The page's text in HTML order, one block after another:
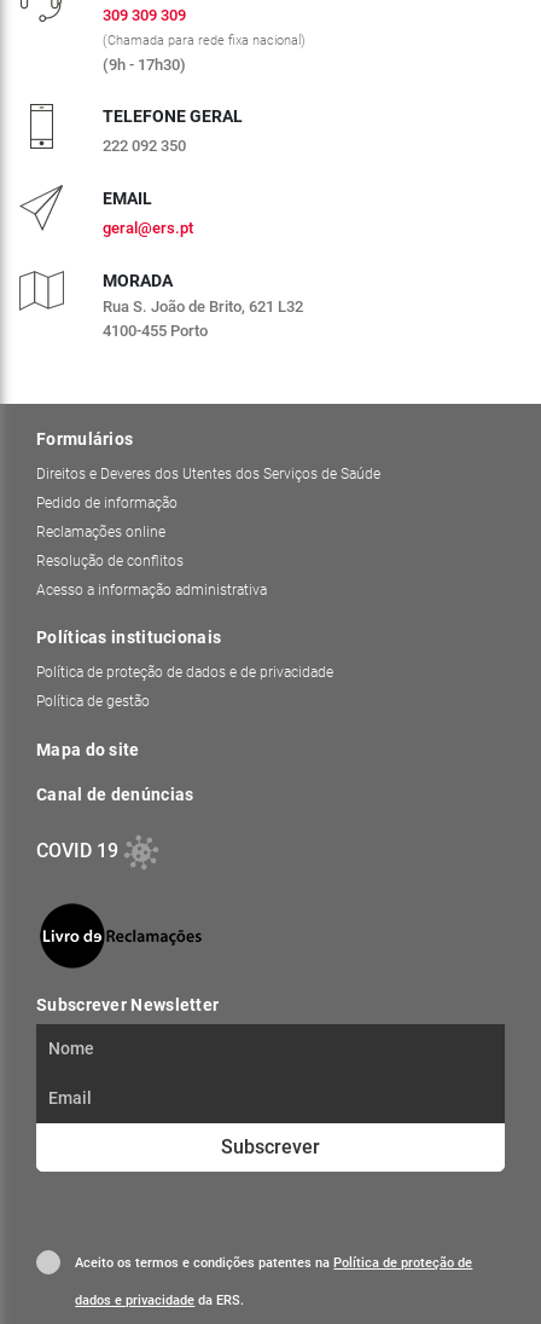
309 309 309
(Chamada para rede fixa nacional)
(9h - 17h30)
TELEFONE GERAL
222 092 350
EMAIL
geral@ers.pt
MORADA
Rua S. João de Brito, 621 L32
4100-455 Porto
Formulários
Direitos e Deveres dos Utentes dos Serviços de Saúde
Pedido de informação
Reclamações online
Resolução de conflitos
Acesso a informação administrativa
Políticas institucionais
Política de proteção de dados e de privacidade
Política de gestão
Mapa do site
Canal de denúncias
COVID 19
Subscrever Newsletter
Subscrever
Aceito os termos e condições patentes naPolítica de proteção de
dados e privacidade da ERS.